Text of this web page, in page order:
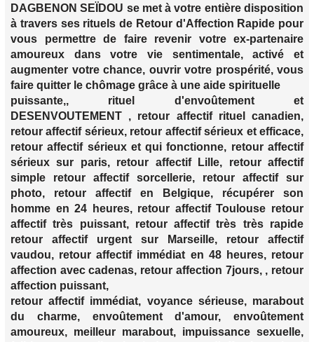
DAGBENON SEÏDOU se met à votre entière disposition
à travers ses rituels de Retour d'Affection Rapide pour
vous permettre de faire revenir votre ex-partenaire
amoureux dans votre vie sentimentale, activé et
augmenter votre chance, ouvrir votre prospérité, vous
faire quitter le chômage grâce à une aide spirituelle
puissante,, rituel d'envoûtement et
DESENVOUTEMENT , retour affectif rituel canadien,
retour affectif sérieux, retour affectif sérieux et efficace,
retour affectif sérieux et qui fonctionne, retour affectif
sérieux sur paris, retour affectif Lille, retour affectif
simple retour affectif sorcellerie, retour affectif sur
photo, retour affectif en Belgique, récupérer son
homme en 24 heures, retour affectif Toulouse retour
affectif très puissant, retour affectif très très rapide
retour affectif urgent sur Marseille, retour affectif
vaudou, retour affectif immédiat en 48 heures, retour
affection avec cadenas, retour affection 7jours, , retour
affection puissant,
retour affectif immédiat, voyance sérieuse, marabout
du charme, envoûtement d'amour, envoûtement
amoureux, meilleur marabout, impuissance sexuelle,